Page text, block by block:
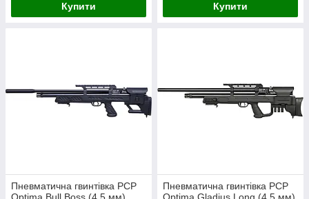
Купити Купити
Пневматична гвинтівка PCP
Пневматична гвинтівка PCP